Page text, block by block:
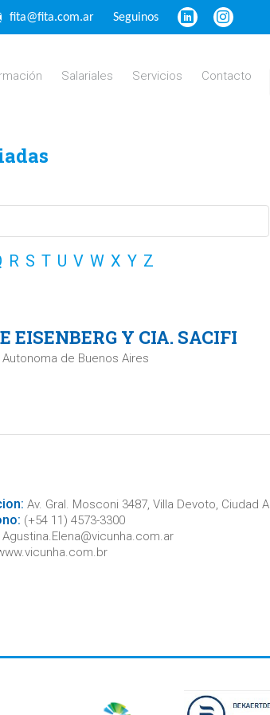
fita@fita.com.ar Seguinos
Salariales Servicios Contacto
R S T U V W X Y Z
EISENBERG Y CIA. SACIFI
de Buenos Aires
Av. Gral. Mosconi 3487, Villa Devoto, Ciudad
(+54 11) 4573-3300
Agustina.Elena@vicunha.com.ar